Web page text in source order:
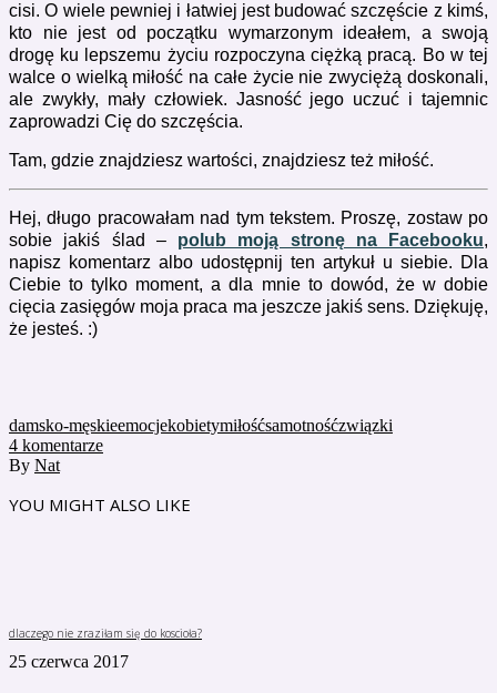
cisi. O wiele pewniej i łatwiej jest budować szczęście z kimś,
kto nie jest od początku wymarzonym ideałem, a swoją
drogę ku lepszemu życiu rozpoczyna ciężką pracą. Bo w tej
walce o wielką miłość na całe życie nie zwyciężą doskonali,
ale zwykły, mały człowiek. Jasność jego uczuć i tajemnic
zaprowadzi Cię do szczęścia.
Tam, gdzie znajdziesz wartości, znajdziesz też miłość.
Hej, długo pracowałam nad tym tekstem. Proszę, zostaw po
sobie jakiś ślad – polub moją stronę na Facebooku,
napisz komentarz albo udostępnij ten artykuł u siebie. Dla
Ciebie to tylko moment, a dla mnie to dowód, że w dobie
cięcia zasięgów moja praca ma jeszcze jakiś sens. Dziękuję,
że jesteś. :)
damsko-męskieemocjekobietymiłośćsamotnośćzwiązki
4 komentarze
By Nat
YOU MIGHT ALSO LIKE
dlaczego nie zraziłam się do koscioła?
25 czerwca 2017